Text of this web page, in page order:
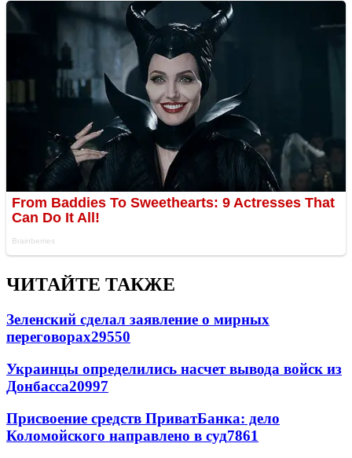
ЧИТАЙТЕ ТАКЖЕ
Зеленский сделал заявление о мирных
переговорах29550
Украинцы определились насчет вывода войск из
Донбасса20997
Присвоение средств ПриватБанка: дело
Коломойского направлено в суд7861